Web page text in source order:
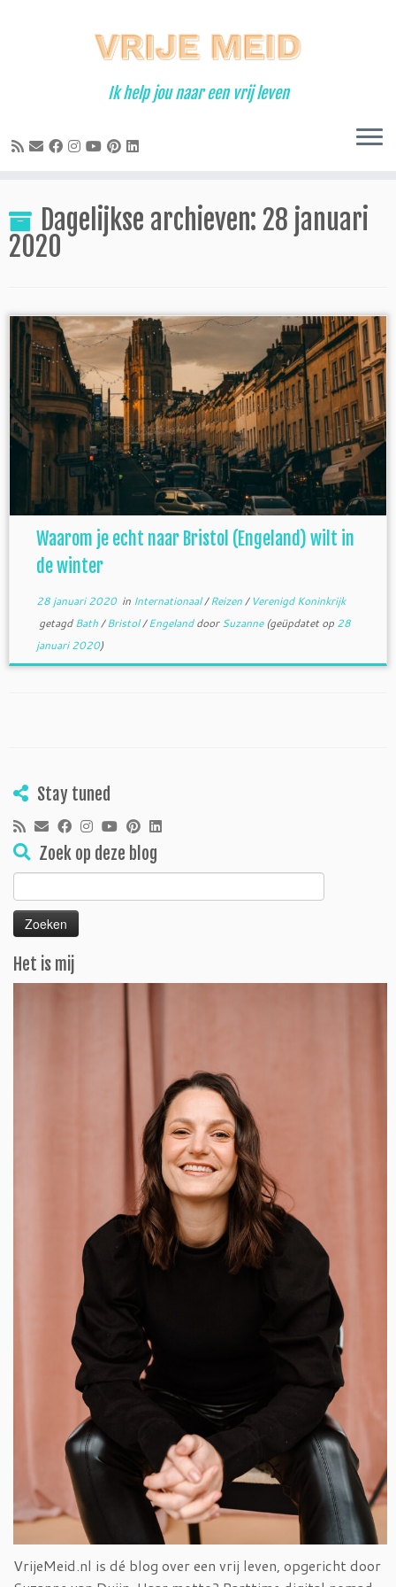
Ik help jou naar een vrij leven
Dagelijkse archieven: 28 januari
2020
Waarom je echt naar Bristol (Engeland) wilt in
de winter
28 januari 2020in Internationaal/Reizen/ Verenigd Koninkrijk
getagdBath/Bristol/EngelanddoorSuzanne(geüpdatet op 28
januari 2020)
Stay tuned
Zoek op deze blog
Zoeken
naar:
Het is mij
VrijeMeid.nl is dé blog over een vrij leven, opgericht door